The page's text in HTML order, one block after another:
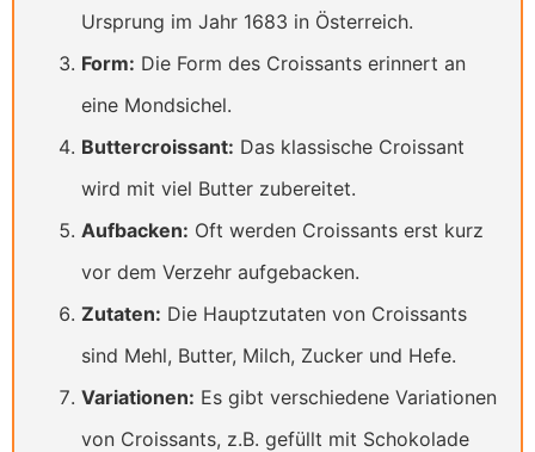
Ursprung im Jahr 1683 in Österreich.
Form: Die Form des Croissants erinnert an
eine Mondsichel.
Buttercroissant: Das klassische Croissant
wird mit viel Butter zubereitet.
Aufbacken: Oft werden Croissants erst kurz
vor dem Verzehr aufgebacken.
Zutaten: Die Hauptzutaten von Croissants
sind Mehl, Butter, Milch, Zucker und Hefe.
Variationen: Es gibt verschiedene Variationen
von Croissants, z.B. gefüllt mit Schokolade